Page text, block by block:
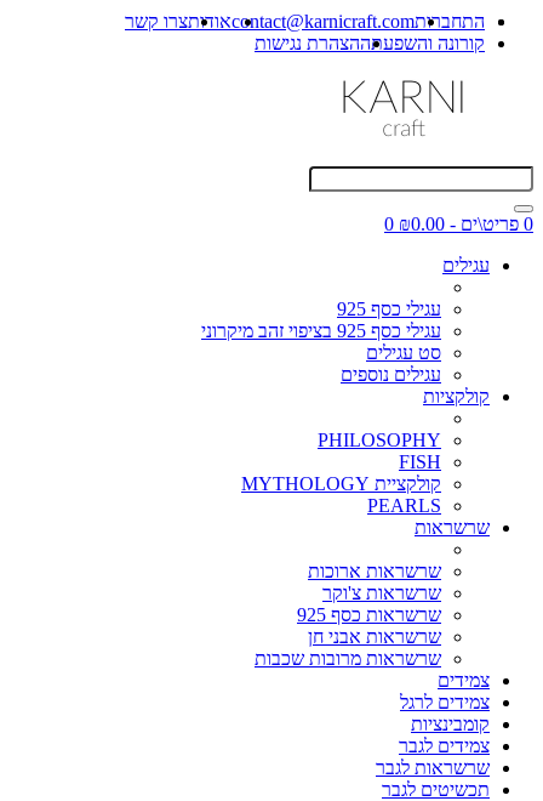
התחברותcontact@karnicraft.comאודותצרו קשר
קורונה והשפעתההצהרת נגישות
0 פריט\ים - ₪0.00
0
עגילים
עגילי כסף 925
עגילי כסף 925 בציפוי זהב מיקרוני
סט עגילים
עגילים נוספים
קולקציות
PHILOSOPHY
FISH
קולקציית MYTHOLOGY
PEARLS
שרשראות
שרשראות ארוכות
שרשראות צ'וקר
שרשראות כסף 925
שרשראות אבני חן
שרשראות מרובות שכבות
צמידים
צמידים לרגל
קומבינציות
צמידים לגבר
שרשראות לגבר
תכשיטים לגבר